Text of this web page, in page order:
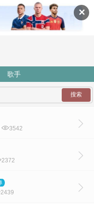
✕
歌手
3542
2372
2439